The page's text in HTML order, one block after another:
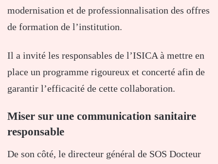
modernisation et de professionnalisation des offres
de formation de l’institution.
Il a invité les responsables de l’ISICA à mettre en
place un programme rigoureux et concerté afin de
garantir l’efficacité de cette collaboration.
Miser sur une communication sanitaire
responsable
De son côté, le directeur général de SOS Docteur